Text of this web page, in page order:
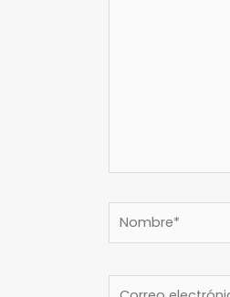
Nombre*
Correo